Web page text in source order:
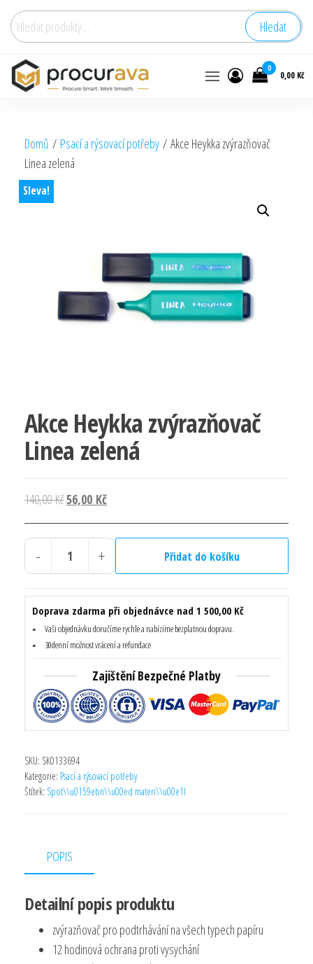
Hledat: Hledat
0
0,00 Kč
Domů / Psací a rýsovací potřeby / Akce Heykka zvýrazňovač
Linea zelená
Sleva!
Akce Heykka zvýrazňovač
Linea zelená
140,00KčPůvodní
byla:
140,00 Kč.
56,00 KčAktuální
je:
-
zvýrazňovač
Linea
zelená
+ Přidat do košíku
Doprava zdarma při objednávce nad 1 500,00 Kč
Vaši objednávku doručíme rychle a nabízíme bezplatnou dopravu.
30denní možnost vrácení a refundace
Zajištění Bezpečné Platby
SKU: SK0133694
Kategorie: Psací a rýsovací potřeby
Štítek: Spot\\u0159ebn\\u00ed materi\\u00e1l
POPIS
Detailní popis produktu
zvýrazňovač pro podtrhávání na všech typech papíru
12 hodinová ochrana proti vysychání